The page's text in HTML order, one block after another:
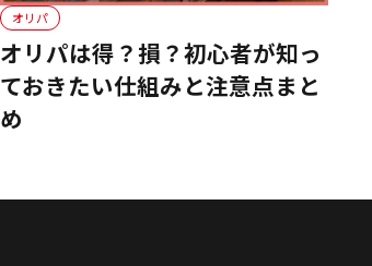
オリパ
オリパは得？損？初心者が知っ
ておきたい仕組みと注意点まと
め